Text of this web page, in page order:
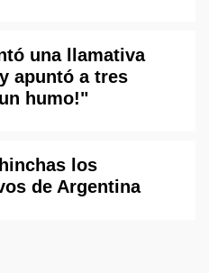
una llamativa
apuntó a tres
humo!"
los
de Argentina